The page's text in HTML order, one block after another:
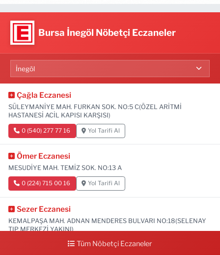
Bursa İnegöl Nöbetçi Eczaneler
Çağla Eczanesi
SÜLEYMANİYE MAH. FURKAN SOK. NO:5 C(ÖZEL ARİTMİ
HASTANESİ ACİL KAPISI KARŞISI)
0 (540) 277 77 16 Yol Tarifi Al
Ömer Eczanesi
MESUDİYE MAH. TEMİZ SOK. NO:13 A
0 (224) 715 00 16 Yol Tarifi Al
Sezer Eczanesi
KEMALPAŞA MAH. ADNAN MENDERES BULVARI NO:18(SELENAY
TIP MERKEZİ YAKINI)
0 (224) 711 64 49 Yol Tarifi Al
Tüm Nöbetçi Eczaneler